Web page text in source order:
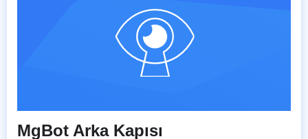
MgBot Arka Kapısı